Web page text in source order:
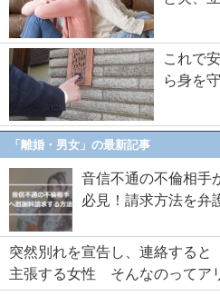
これで
ら身を
「離婚・男女」の最新記事
音信不通の不倫相手
必見！請求方法を弁
突然別れを宣告し、連絡すると
主張する女性 そんなのってア